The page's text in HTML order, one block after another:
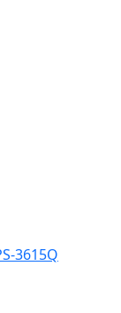
3615Q